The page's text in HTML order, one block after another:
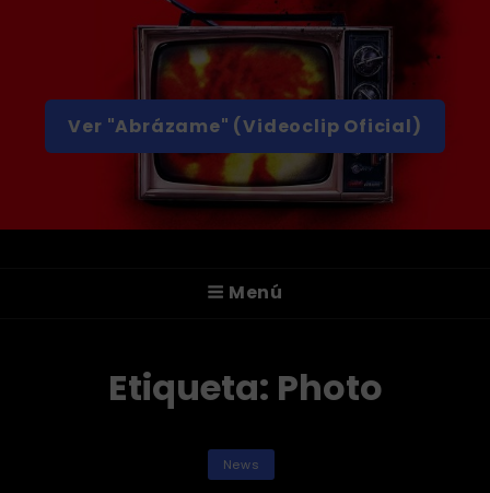
Ver "Abrázame" (Videoclip Oficial)
A T T I C A
Menú
Etiqueta: Photo
Categorías
News